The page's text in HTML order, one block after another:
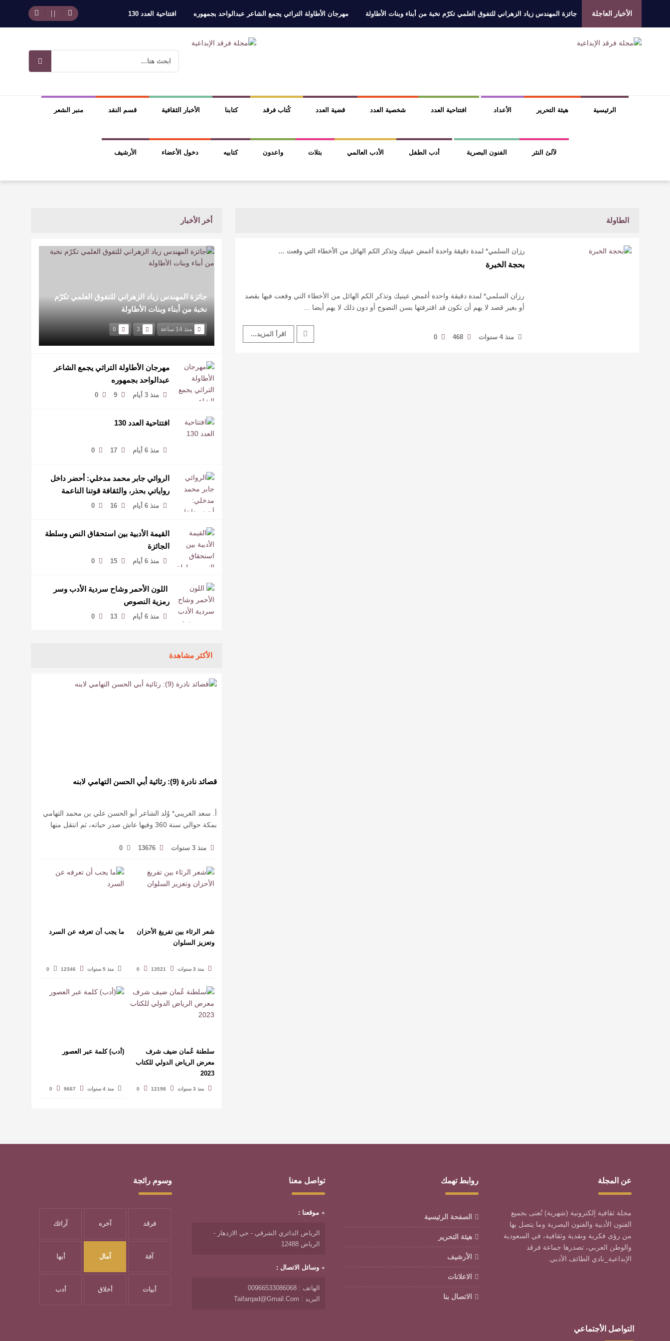
الأخبار العاجلة جائزة المهندس زياد الزهراني للتفوق العلمي تكرّم نخبة من أبناء وبنات الأطاولة مهرجان الأطاولة التراثي يجمع الشاعر عبدالواحد بجمهوره افتتاحية العدد 130
القيمة الأدبية بين استحقاق النص وسلطة الجائزة
عتبات التأويل وقراءة التشكيل الصوفي والفلسفي في “مملكة الله” للدكتور محمد بدوي
الرئيسية
هيئة التحرير الأعداد افتتاحية العدد شخصية العدد قضية العدد كُتاب فرقد كتابنا الأخبار الثقافية قسم النقد منبر الشعر
لآلئ النثر الفنون البصرية أدب الطفل الأدب العالمي بتلات واعدون كتابيه دخول الأعضاء الأرشيف
أخر الأخبار
جائزة المهندس زياد الزهراني للتفوق العلمي تكرّم
نخبة من أبناء وبنات الأطاولة
منذ 14 ساعة 3
0
مهرجان الأطاولة التراثي يجمع الشاعر
عبدالواحد بجمهوره
منذ 3 أيام 9
0
افتتاحية العدد 130
منذ 6 أيام 17
0
الروائي جابر محمد مدخلي: أحضر داخل
رواياتي بحذر، والثقافة قوتنا الناعمة
لمخاطبة العالم.
منذ 6 أيام 16
0
القيمة الأدبية بين استحقاق النص وسلطة
الجائزة
منذ 6 أيام 15
0
​ اللون الأحمر وشاح سردية الأدب وسر
رمزية النصوص
منذ 6 أيام 13
0
الأكثر مشاهدة
قصائد نادرة (9): رثائية أبي الحسن التهامي لابنه
أ. سعد الغريبي* وُلد الشاعر أبو الحسن علي بن محمد التهامي
بمكة حوالي سنة 360 وفيها عاش صدر حياته، ثم انتقل منها
منذ 3 سنوات 13676
0
شعر الرثاء بين تفريغ الأحزان
وتعزيز السلوان
منذ 3 سنوات 13521
0
ما يجب أن تعرفه عن السرد
منذ 5 سنوات 12346
0
سلطنة عُمان ضيف شرف
معرض الرياض الدولي للكتاب
2023
منذ 3 سنوات 12198
0
(أدب) كلمة عبر العصور
منذ 4 سنوات 9667
0
الطاولة
رزان السلمي* لمدة دقيقة واحدة أغمض عينيك وتذكر الكم الهائل من الأخطاء التي وقعت …
بحجة الخبرة
رزان السلمي* لمدة دقيقة واحدة أغمض عينيك وتذكر الكم الهائل من الأخطاء التي وقعت فيها بقصد
أو بغير قصد لا يهم أن تكون قد اقترفتها بسن النضوج أو دون ذلك لا يهم أيضا …
منذ 4 سنوات 468
0 اقرأ المزيد...
عن المجلة
مجلة ثقافية إلكترونية (شهرية) تُعنى بجميع
الفنون الأدبية والفنون البصرية وما يتصل بها
من رؤى فكرية ونقدية وثقافية، في السعودية
والوطن العربي، تصدرها جماعة فرقد
الإبداعية_نادي الطائف الأدبي.
روابط تهمك
الصفحة الرئيسية
هيئة التحرير
الأرشيف
الاعلانات
الاتصال بنا
تواصل معنا
موقعنا :
الرياض الدائري الشرقي - حي الازدهار -
الرياض 12488
وسائل الاتصال :
الهاتف : 00966533086068
البريد : Taifarqad@gmail.com
وسوم رائجة
فرقد آخره آرائك
آفة آمال أبها
أبيات أخلاق أدب
التواصل الأجتماعي